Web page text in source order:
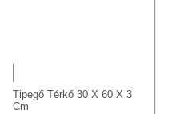
Tipegő Térkő 30 X 60 X 3
Cm